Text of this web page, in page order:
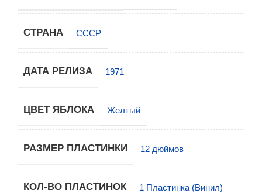
СТРАНА СССР
ДАТА РЕЛИЗА 1971
ЦВЕТ ЯБЛОКА Желтый
РАЗМЕР ПЛАСТИНКИ 12 дюймов
КОЛ-ВО ПЛАСТИНОК 1 Пластинка (Винил)